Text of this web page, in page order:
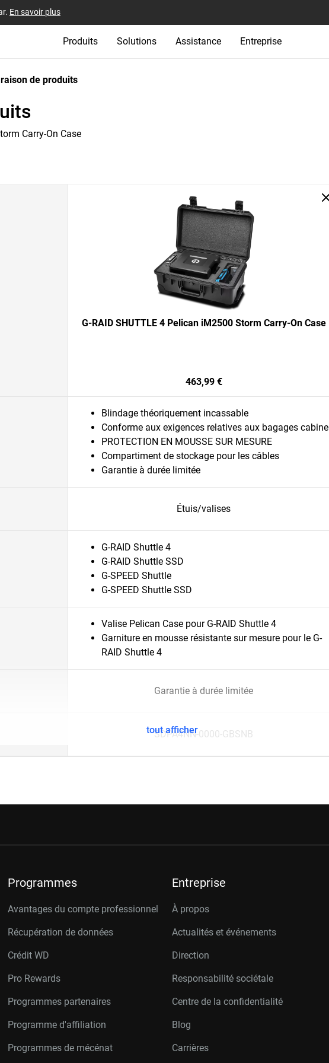
En savoir plus
Produits Solutions Assistance Entreprise
de produits
Carry-On Case
G-RAID SHUTTLE 4 Pelican iM2500 Storm Carry-On Case
463,99 €
Blindage théoriquement incassable
Conforme aux exigences relatives aux bagages cabine
PROTECTION EN MOUSSE SUR MESURE
Compartiment de stockage pour les câbles
Garantie à durée limitée
Étuis/valises
G-RAID Shuttle 4
G-RAID Shuttle SSD
G-SPEED Shuttle
G-SPEED Shuttle SSD
Valise Pelican Case pour G-RAID Shuttle 4
Garniture en mousse résistante sur mesure pour le G-
RAID Shuttle 4
Garantie à durée limitée
SDPA4NN-0000-GBSNB
tout afficher
Programmes
Avantages du compte professionnel
Récupération de données
Crédit WD
Pro Rewards
Programmes partenaires
Programme d'affiliation
Programmes de mécénat
Entreprise
À propos
Actualités et événements
Direction
Responsabilité sociétale
Centre de la confidentialité
Blog
Carrières